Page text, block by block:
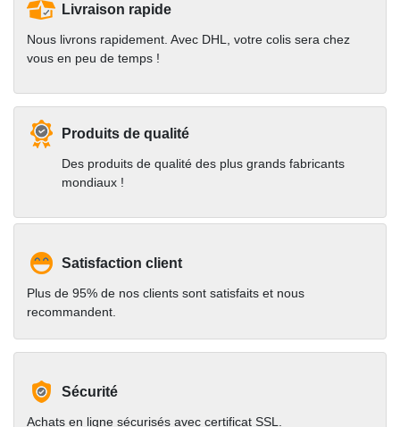
Livraison rapide
Nous livrons rapidement. Avec DHL, votre colis sera chez
vous en peu de temps !
Produits de qualité
Des produits de qualité des plus grands fabricants
mondiaux !
Satisfaction client
Plus de 95% de nos clients sont satisfaits et nous
recommandent.
Sécurité
Achats en ligne sécurisés avec certificat SSL.